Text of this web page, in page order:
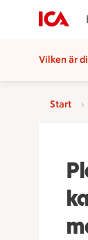
Vilken är
Start